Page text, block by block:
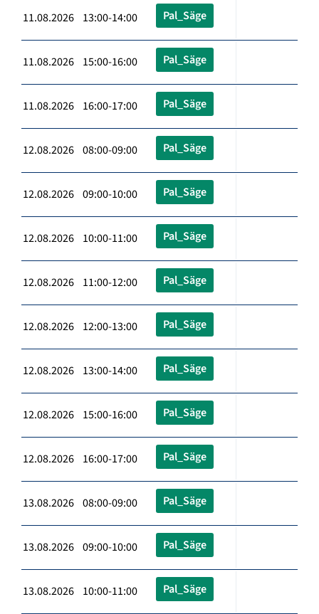
11.08.2026 13:00-14:00 Pal_Säge
11.08.2026 15:00-16:00 Pal_Säge
11.08.2026 16:00-17:00 Pal_Säge
12.08.2026 08:00-09:00 Pal_Säge
12.08.2026 09:00-10:00 Pal_Säge
12.08.2026 10:00-11:00 Pal_Säge
12.08.2026 11:00-12:00 Pal_Säge
12.08.2026 12:00-13:00 Pal_Säge
12.08.2026 13:00-14:00 Pal_Säge
12.08.2026 15:00-16:00 Pal_Säge
12.08.2026 16:00-17:00 Pal_Säge
13.08.2026 08:00-09:00 Pal_Säge
13.08.2026 09:00-10:00 Pal_Säge
13.08.2026 10:00-11:00 Pal_Säge